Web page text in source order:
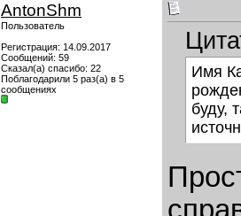
AntonShm
Пользователь
Регистрация: 14.09.2017
Сообщений: 59
Сказал(а) спасибо: 22
Поблагодарили 5 раз(а) в 5
сообщениях
Имя
буду,